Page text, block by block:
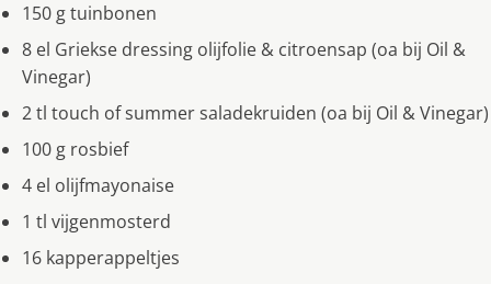
150 g tuinbonen
8 el Griekse dressing olijfolie & citroensap (oa bij Oil &
Vinegar)
2 tl touch of summer saladekruiden (oa bij Oil & Vinegar)
100 g rosbief
4 el olijfmayonaise
1 tl vijgenmosterd
16 kapperappeltjes